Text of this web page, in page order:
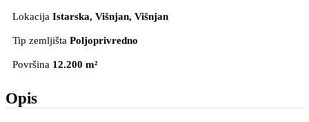
Lokacija Istarska, Višnjan, Višnjan
Tip zemljišta Poljoprivredno
Površina 12.200 m²
Opis